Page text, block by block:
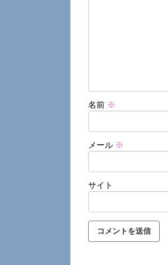
名前 ※
メール ※
サイト